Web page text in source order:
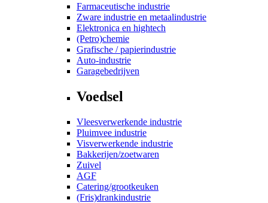
Farmaceutische industrie
Zware industrie en metaalindustrie
Elektronica en hightech
(Petro)chemie
Grafische / papierindustrie
Auto-industrie
Garagebedrijven
Voedsel
Vleesverwerkende industrie
Pluimvee industrie
Visverwerkende industrie
Bakkerijen/zoetwaren
Zuivel
AGF
Catering/grootkeuken
(Fris)drankindustrie